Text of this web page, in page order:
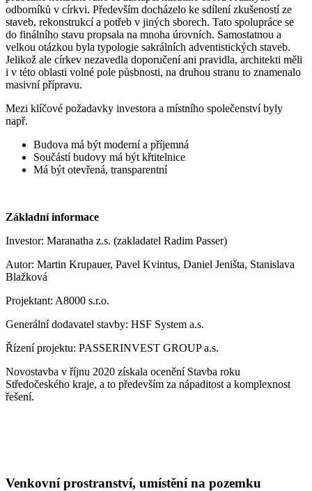
odborníků v církvi. Především docházelo ke sdílení zkušeností ze
staveb, rekonstrukcí a potřeb v jiných sborech. Tato spolupráce se
do finálního stavu propsala na mnoha úrovních. Samostatnou a
velkou otázkou byla typologie sakrálních adventistických staveb.
Jelikož ale církev nezavedla doporučení ani pravidla, architekti měli
i v této oblasti volné pole půsbnosti, na druhou stranu to znamenalo
masivní přípravu.
Mezi klíčové požadavky investora a místního společenství byly
např.
Budova má být moderní a příjemná
Součástí budovy má být křtitelnice
Má být otevřená, transparentní
Základní informace
Investor: Maranatha z.s. (zakladatel Radim Passer)
Autor: Martin Krupauer, Pavel Kvintus, Daniel Jeništa, Stanislava
Blažková
Projektant: A8000 s.r.o.
Generální dodavatel stavby: HSF System a.s.
Řízení projektu: PASSERINVEST GROUP a.s.
Novostavba v říjnu 2020 získala ocenění Stavba roku
Středočeského kraje, a to především za nápaditost a komplexnost
řešení.
Venkovní prostranství, umístění na pozemku